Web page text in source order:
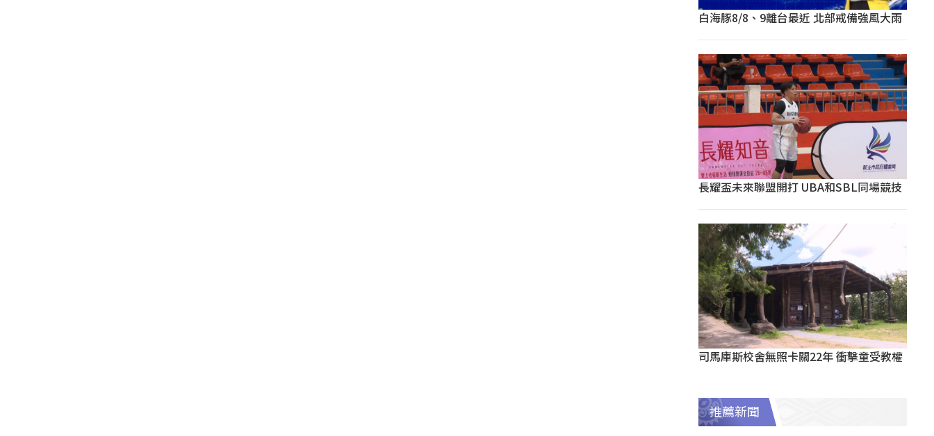
白海豚8/8、9離台最近 北部戒備強風大雨
長耀盃未來聯盟開打 UBA和SBL同場競技
司馬庫斯校舍無照卡關22年 衝擊童受教權
推薦新聞